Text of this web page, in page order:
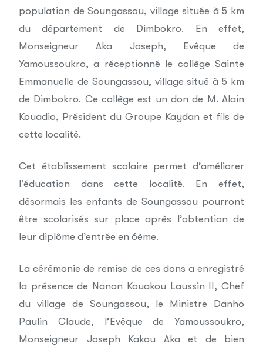
population de Soungassou, village située à 5 km
du département de Dimbokro. En effet,
Monseigneur Aka Joseph, Evêque de
Yamoussoukro, a réceptionné le collège Sainte
Emmanuelle de Soungassou, village situé à 5 km
de Dimbokro. Ce collège est un don de M. Alain
Kouadio, Président du Groupe Kaydan et fils de
cette localité.
Cet établissement scolaire permet d’améliorer
l’éducation dans cette localité. En effet,
désormais les enfants de Soungassou pourront
être scolarisés sur place après l’obtention de
leur diplôme d’entrée en 6ème.
La cérémonie de remise de ces dons a enregistré
la présence de Nanan Kouakou Laussin II, Chef
du village de Soungassou, le Ministre Danho
Paulin Claude, l’Evêque de Yamoussoukro,
Monseigneur Joseph Kakou Aka et de bien